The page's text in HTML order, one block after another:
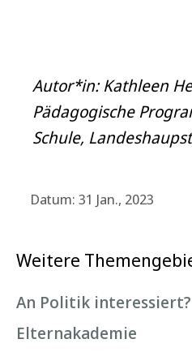
Autor*in: Kathleen
Pädagogische
Schule,
Datum: 31 Jan., 2023
Weitere
An Politik interessiert?
Elternakademie